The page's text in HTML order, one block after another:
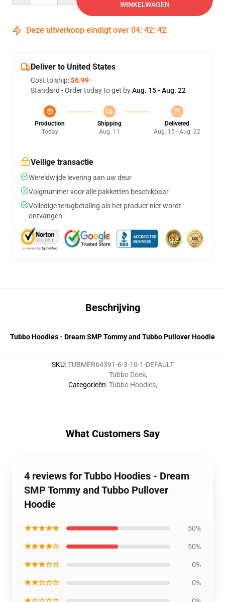
WINKELWAGEN
Deze uitverkoop eindigt over 04: 42: 41
Deliver to United States
Cost to ship:$6.99
Standard - Order today to get byAug. 15 - Aug. 22
Production
Today
Shipping
Aug. 11
Delivered
Aug. 15 - Aug. 22
Veilige transactie
Wereldwijde levering aan uw deur
Volgnummer voor alle pakketten beschikbaar
Volledige terugbetaling als het product niet wordt
ontvangen
Beschrijving
Tubbo Hoodies - Dream SMP Tommy and Tubbo Pullover Hoodie
SKU:TUBMER64391-6-3-10-1-DEFAULT
Categorieën:
Tubbo Doek,
Tubbo Hoodies,
What Customers Say
4 reviews for Tubbo Hoodies - Dream
SMP Tommy and Tubbo Pullover
Hoodie
★★★★★ 50%
★★★★☆ 50%
★★★☆☆ 0%
★★☆☆☆ 0%